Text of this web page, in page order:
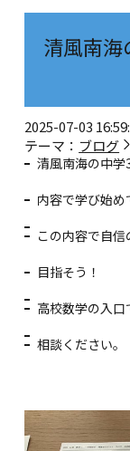
清風南
2025-07-03
テーマ： ブログ
清風南海の中学
内容で学び始め
この内容で自
目指そう！
高校数学の入
相談ください。